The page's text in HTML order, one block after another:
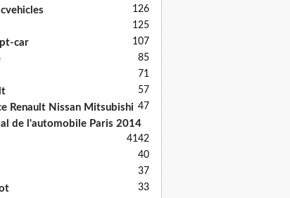
126
125
car 107
85
71
57
Renault Nissan Mitsubishi 47
de l'automobile Paris 2014
42
41
40
37
33